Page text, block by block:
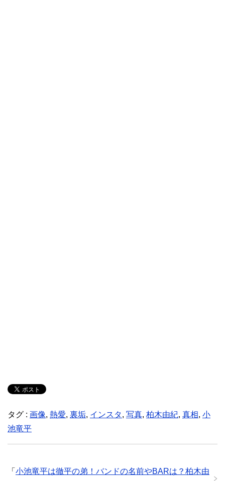
タグ : 画像, 熱愛, 裏垢, インスタ, 写真, 柏木由紀, 真相, 小
池竜平
「 小池竜平は徹平の弟！バンドの名前やBARは？柏木由